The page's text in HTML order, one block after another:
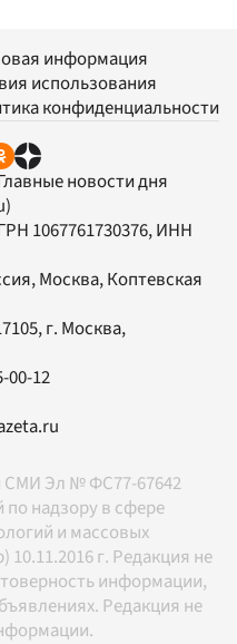
информация
использования
конфиденциальности
новости дня
1067761730376, ИНН
Москва, Коптевская
, г. Москва,
00-12
СМИ Эл № ФС77-67642
надзору в сфере
и массовых
г. Редакция не
информации,
Редакция не